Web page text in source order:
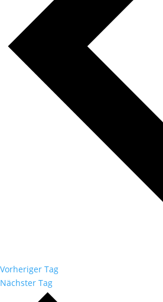
Vorheriger Tag
Nächster Tag